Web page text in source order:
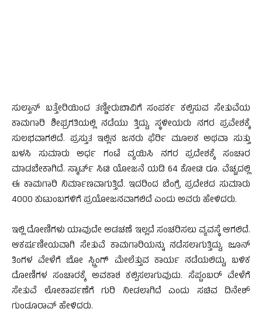
ಸುಲ್ತಾನ್ ಬತ್ತೇರಿಯಿಂದ ತಣ್ಣೀರುಬಾವಿಗೆ ಸಂಪರ್ಕ ಕಲ್ಪಿಸುವ ಸೇತುವೆಯ
ಕಾಮಗಾರಿ ಶೀಘ್ರಗತಿಯಲ್ಲಿ ನಡೆಯು ತ್ತಿದ್ದು, ಸ್ಥಳೀಯರು ನಗರ ಪ್ರವೇಶಕ್ಕೆ
ಸುಲಭವಾಗಲಿದೆ. ಪ್ರಸ್ತುತ ಇಲ್ಲಿನ ಜನರು ಫೆರ್ರಿ ಮೂಲಕ ಅಥವಾ ಸುತ್ತು
ಬಳಸಿ ಸುಮಾರು ಅರ್ಧ ಗಂಟೆ ವ್ಯಯಿಸಿ ನಗರ ಪ್ರದೇಶಕ್ಕೆ ಸಂಚಾರ
ಮಾಡಬೇಕಾಗಿದೆ. ಸ್ಮಾರ್ಟ್ ಸಿಟಿ ಯೋಜನೆ ಯಡಿ 64 ಕೋಟಿ ರೂ. ವೆಚ್ಚದಲ್ಲಿ
ಈ ಕಾಮಗಾರಿ ನಿರ್ಮಾಣವಾಗುತ್ತಿದೆ. ಇದರಿಂದ ಬೆಂಗ್ರೆ ಪ್ರದೇಶದ ಸುಮಾರು
4000 ಕುಟುಂಬಗಳಿಗೆ ಪ್ರಯೋಜನವಾಗಲಿದೆ ಎಂದು ಅವರು ಹೇಳಿದರು.
ಇಲ್ಲಿ ದೋಣಿಗಳು ಯಾವುದೇ ಅಡಚಣೆ ಇಲ್ಲದೆ ಸಂಚರಿಸಲು ವ್ಯವಸ್ಥೆ ಆಗಲಿದೆ.
ಆಕರ್ಷಣೀಯವಾಗಿ ಸೇತುವೆ ಕಾಮಗಾರಿಯನ್ನು ನಡೆಸಲಾಗುತ್ತಿದ್ದು, ಜೂನ್
ತಿಂಗಳ ವೇಳೆಗೆ ಬೋ ಸ್ಟ್ರಿಂಗ್ ಮೇಲೆತ್ತುವ ಕಾರ್ಯ ನಡೆಯಲಿದ್ದು, ಬಳಿಕ
ದೋಣಿಗಳ ಸಂಚಾರಕ್ಕೆ ಅವಕಾಶ ಕಲ್ಪಿಸಲಾಗುವುದು. ಸೆಪ್ಟಂಬರ್ ವೇಳೆಗೆ
ಸೇತುವೆ ಲೋಕಾರ್ಪಣೆಗೆ ಗುರಿ ನೀಡಲಾಗಿದೆ ಎಂದು ಸಚಿವ ದಿನೇಶ್
ಗುಂಡೂರಾವ್ ಹೇಳಿದರು.